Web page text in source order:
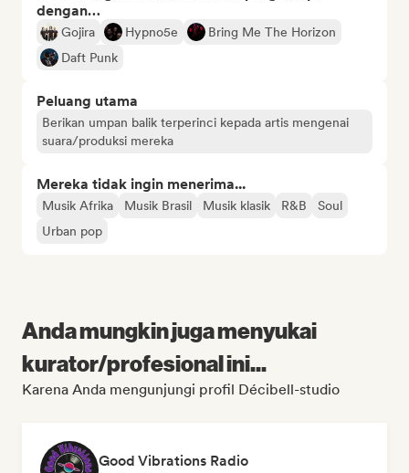
dengan…
Gojira Hypno5e
Bring Me The Horizon
Daft Punk
Peluang utama
Berikan umpan balik terperinci kepada artis mengenai
suara/produksi mereka
Mereka tidak ingin menerima...
Musik Afrika Musik Brasil Musik klasik R&B
Soul
Urban pop
Anda mungkin juga menyukai
kurator/profesional ini...
Karena Anda mengunjungi profil Décibell-studio
Good Vibrations Radio